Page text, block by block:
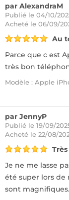
par AlexandraM
Publié le 04/10/
Acheté le 06/09/
Au
Parce que c est
très bon
Modèle : Apple
par JennyP
Publié le 19/09/
Acheté le 22/08/
Je ne me lasse
été super lors de
sont magnifiques.